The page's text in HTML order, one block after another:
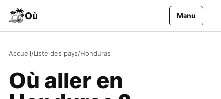
Où Menu
Accueil/Liste des pays/Honduras
Où aller en